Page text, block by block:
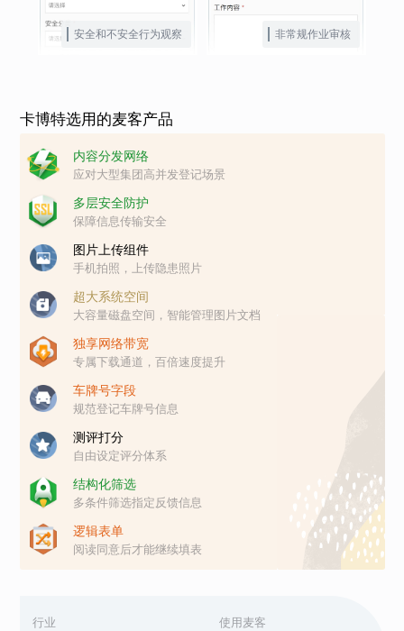
行业 使用麦客
安全和不安全行为观察 非常规作业审核
卡博特选用的麦客产品
内容分发网络
应对大型集团高并发登记场景
多层安全防护
保障信息传输安全
图片上传组件
手机拍照，上传隐患照片
超大系统空间
大容量磁盘空间，智能管理图片文档
独享网络带宽
专属下载通道，百倍速度提升
车牌号字段
规范登记车牌号信息
测评打分
自由设定评分体系
结构化筛选
多条件筛选指定反馈信息
逻辑表单
阅读同意后才能继续填表